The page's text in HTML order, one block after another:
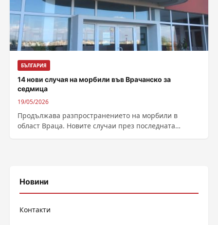
БЪЛГАРИЯ
14 нови случая на морбили във Врачанско за
седмица
19/05/2026
Продължава разпространението на морбили в
област Враца. Новите случаи през последната
Новини
Контакти